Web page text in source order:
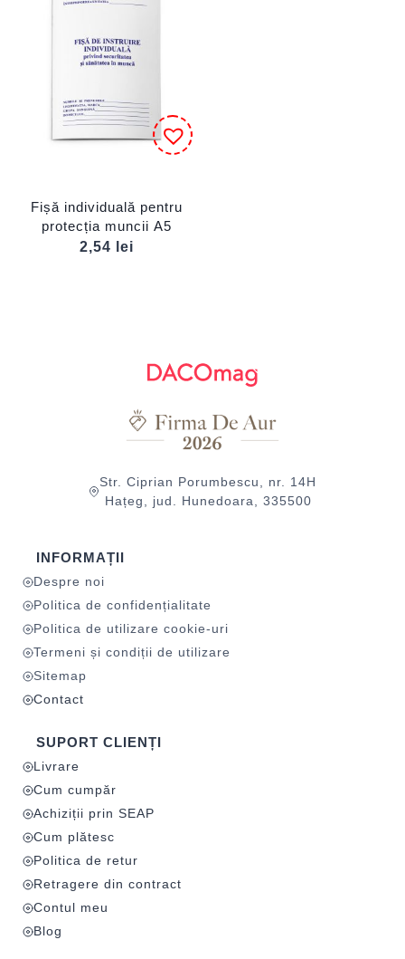
Fișă individuală pentru
protecția muncii A5
2,54
lei
Str. Ciprian Porumbescu, nr. 14H
Hațeg, jud. Hunedoara, 335500
INFORMAȚII
Despre noi
Politica de confidențialitate
Politica de utilizare cookie-uri
Termeni și condiții de utilizare
Sitemap
Contact
SUPORT CLIENȚI
Livrare
Cum cumpăr
Achiziții prin SEAP
Cum plătesc
Politica de retur
Retragere din contract
Contul meu
Blog